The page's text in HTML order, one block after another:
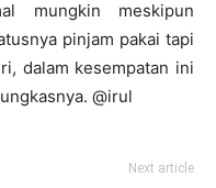
mungkin meskipun
pinjam pakai tapi
dalam kesempatan ini
@irul
Next article